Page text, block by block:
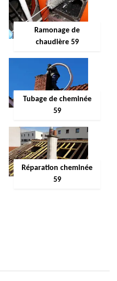
Ramonage de
chaudière 59
Tubage de cheminée
59
Réparation cheminée
59